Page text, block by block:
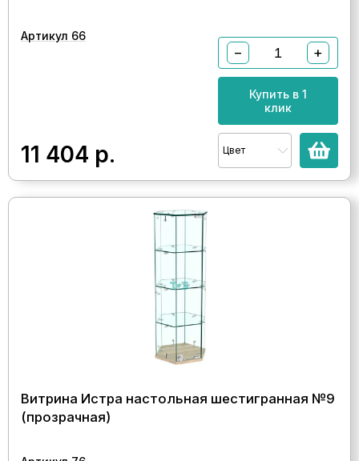
Артикул 66
11 404 р.
− +
Купить в 1
клик
Цвет
Витрина Истра настольная шестигранная №9
(прозрачная)